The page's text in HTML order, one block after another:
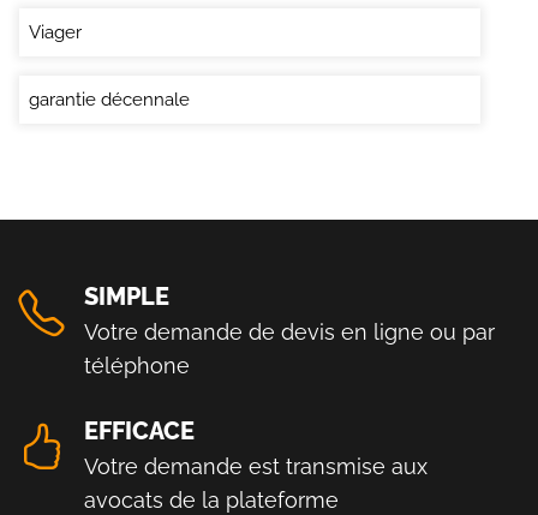
Viager
garantie décennale
SIMPLE
Votre demande de devis en ligne ou par
téléphone
EFFICACE
Votre demande est transmise aux
avocats de la plateforme